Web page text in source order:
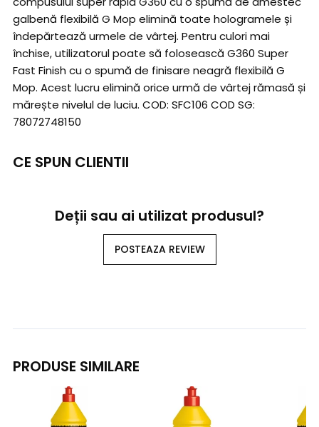
galbenă flexibilă G Mop elimină toate hologramele și
îndepărtează urmele de vârtej. Pentru culori mai
închise, utilizatorul poate să folosească G360 Super
Fast Finish cu o spumă de finisare neagră flexibilă G
Mop. Acest lucru elimină orice urmă de vârtej rămasă și
mărește nivelul de luciu. COD: SFC106 COD SG:
78072748150
CE SPUN CLIENTII
Deții sau ai utilizat produsul?
POSTEAZA REVIEW
PRODUSE SIMILARE